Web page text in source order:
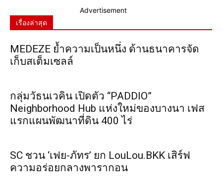
Advertisement
เรื่องล่าสุด
MEDEZE ย้ำความเป็นหนึ่ง ด้านธนาคารจัด
เก็บสเต็มเซลล์
กลุ่มวัธนเวคิน เปิดตัว “PADDIO”
Neighborhood Hub แห่งใหม่ของบางนา เฟส
แรกแผนพัฒนาที่ดิน 400 ไร่
SC ชวน ‘เฟย-ภัทร’ ยก LouLou.BKK เสิร์ฟ
ความอร่อยกลางพารากอน